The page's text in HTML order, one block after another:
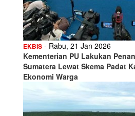
EKBIS - Rabu, 21 Jan 2026
Kementerian PU Lakukan
Sumatera Lewat Skema Padat
Ekonomi Warga